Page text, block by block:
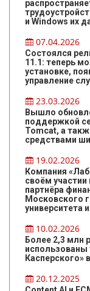
и Windows их
07.04.2026
Состоялся
11.1: теперь
установке,
управление
23.03.2026
Вышло
поддержкой
Tomcat, а
средствами
19.02.2026
Компания
своём участии
партнёра
Московского
университета
10.02.2026
Более 2,3 млн
Касперского»
20.12.2025